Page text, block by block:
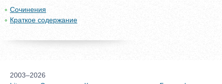
Сочинения
Краткое содержание
2003–2026